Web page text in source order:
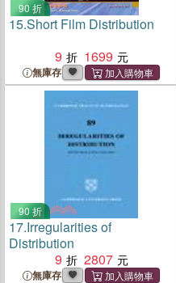
90 折
15.Short Film Distribution
9
1699
無庫存
90 折
17.Irregularities of
Distribution
9
2807
無庫存